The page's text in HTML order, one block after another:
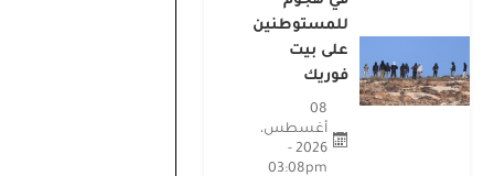
للمستوطنين
على بيت
فوريك
08
أغسطس،
03:08pm